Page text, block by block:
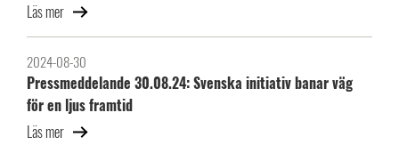
Läs mer
2024-08-30
Pressmeddelande 30.08.24: Svenska initiativ banar väg
för en ljus framtid
Läs mer